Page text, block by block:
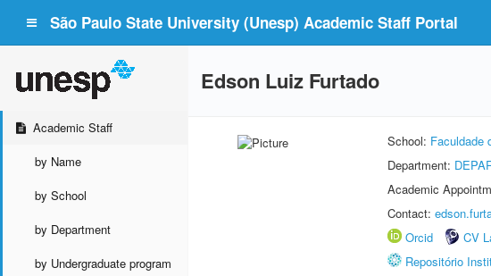
São Paulo State University (Unesp) Academic Staff Portal
Academic Staff
by Name
by School
by Department
by Undergraduate program
Edson Luiz Furtado
School: Faculdade
Department:
Academic
Contact:
Orcid
CV
Repositório